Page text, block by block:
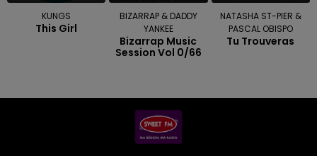
KUNGS
This Girl
BIZARRAP & DADDY
YANKEE
Bizarrap Music
Session Vol 0/66
NATASHA ST-PIER &
PASCAL OBISPO
Tu Trouveras